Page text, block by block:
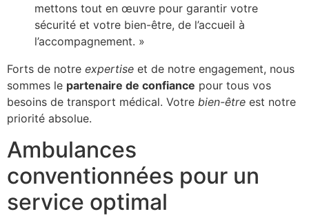
mettons tout en œuvre pour garantir votre
sécurité et votre bien-être, de l’accueil à
l’accompagnement. »
Forts de notre expertise et de notre engagement, nous
sommes le partenaire de confiance pour tous vos
besoins de transport médical. Votre bien-être est notre
priorité absolue.
Ambulances
conventionnées pour un
service optimal